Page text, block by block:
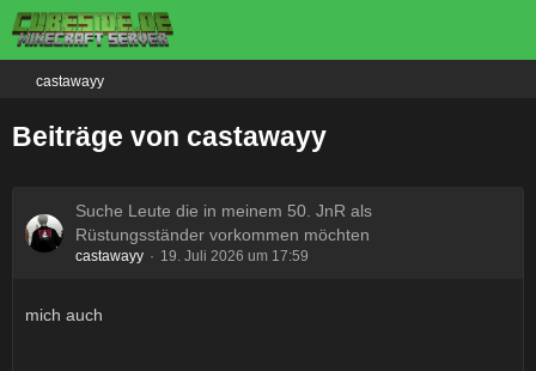
castawayy
Beiträge von castawayy
Suche Leute die in meinem 50. JnR als
Rüstungsständer vorkommen möchten
castawayy 19. Juli 2026 um 17:59
mich auch